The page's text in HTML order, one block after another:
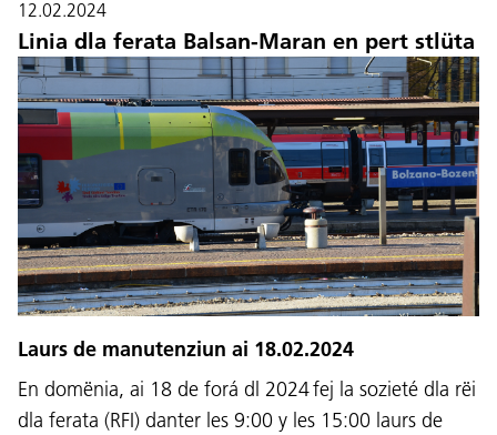
12.02.2024
Linia dla ferata Balsan-Maran en pert stlüta
Laurs de manutenziun ai 18.02.2024
En domënia, ai 18 de forá dl 2024 fej la sozieté dla rëi
dla ferata (RFI) danter les 9:00 y les 15:00 laurs de